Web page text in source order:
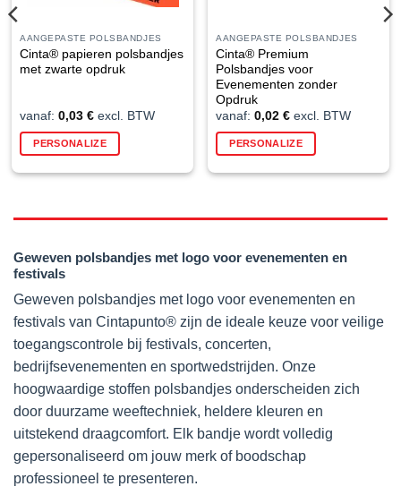
AANGEPASTE POLSBANDJES
Cinta® papieren polsbandjes
met zwarte opdruk
vanaf:0,03€ excl. BTW
PERSONALIZE
AANGEPASTE POLSBANDJES
Cinta® Premium
Polsbandjes voor
Evenementen zonder
Opdruk
vanaf:0,02€ excl. BTW
PERSONALIZE
Geweven polsbandjes met logo voor evenementen en
festivals
Geweven polsbandjes met logo voor evenementen en
festivals van Cintapunto® zijn de ideale keuze voor veilige
toegangscontrole bij festivals, concerten,
bedrijfsevenementen en sportwedstrijden. Onze
hoogwaardige stoffen polsbandjes onderscheiden zich
door duurzame weeftechniek, heldere kleuren en
uitstekend draagcomfort. Elk bandje wordt volledig
gepersonaliseerd om jouw merk of boodschap
professioneel te presenteren.